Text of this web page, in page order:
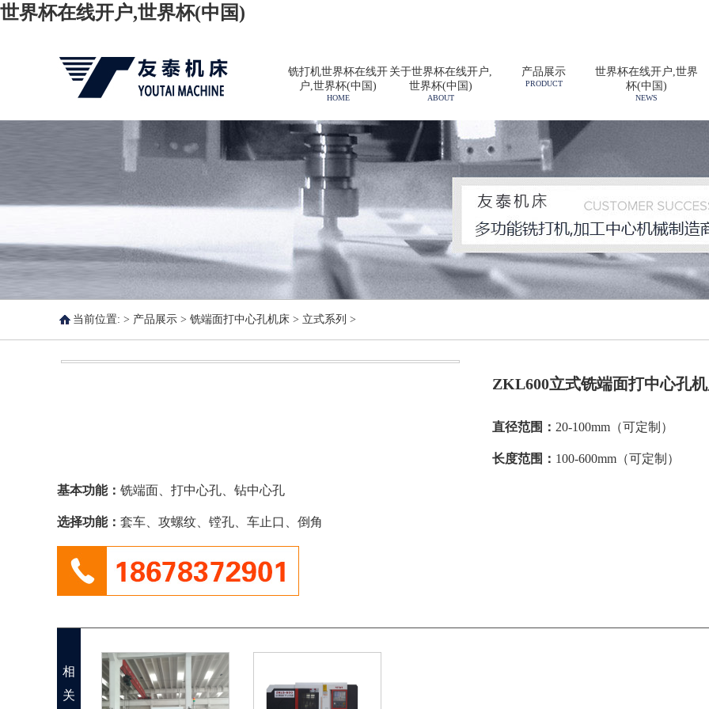
世界杯在线开户,世界杯(中国)
铣打机世界杯在线开
户,世界杯(中国)
HOME
关于世界杯在线开户,
世界杯(中国)
ABOUT
产品展示
PRODUCT
世界杯在线开户,世界
杯(中国)
NEWS
当前位置: > 产品展示 > 铣端面打中心孔机床 > 立式系列 >
ZKL600立式铣端面打中心孔
直径范围： 20-100mm（可定制）
长度范围： 100-600mm（可定制）
基本功能： 铣端面、打中心孔、钻中心孔
选择功能： 套车、攻螺纹、镗孔、车止口、倒角
相
关